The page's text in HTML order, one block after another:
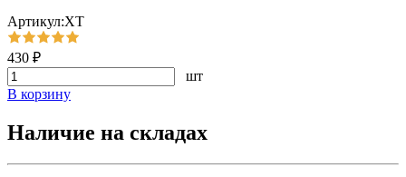
Артикул:ХТ
430 ₽
шт
В корзину
Наличие на складах